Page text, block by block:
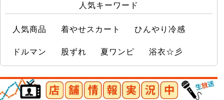
人気キーワード
人気商品 着やせスカート ひんやり冷感
ドルマン 股ずれ 夏ワンピ 浴衣☆彡
店舗情報実況中